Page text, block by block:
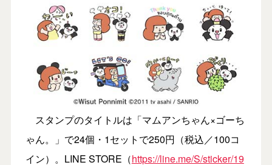
スタンプのタイトルは「マムアンちゃん×ゴーち
ゃん。」で24個・1セットで250円（税込／100コ
イン）。LINE STORE（https://line.me/S/sticker/19